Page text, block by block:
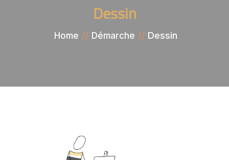
Dessin
Home Démarche Dessin